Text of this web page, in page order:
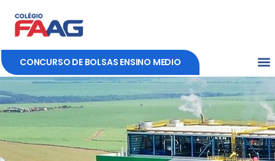
CONCURSO DE BOLSAS ENSINO MEDIO